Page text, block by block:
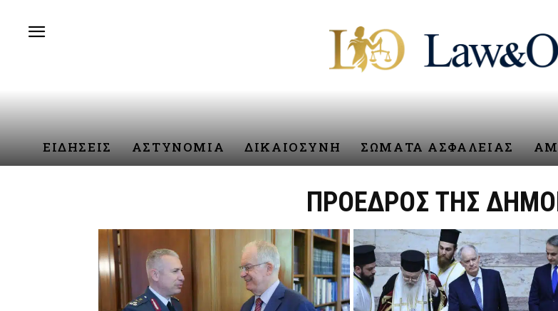
ΕΙΔΗΣΕΙΣ ΑΣΤΥΝΟΜΙΑ ΔΙΚΑΙΟΣΥΝΗ ΣΩΜΑΤΑ ΑΣΦΑΛΕΙΑΣ
ΠΡΟΕΔΡΟΣ ΤΗΣ